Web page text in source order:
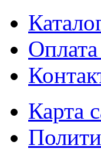
Карта